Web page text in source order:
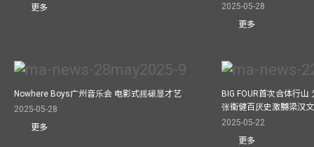
更多
2025-05-28
更多
Nowhere Boys广州音乐会 电影式摇磙显才艺
2025-05-28
更多
BIG FOUR首次合体行
张衞健百厌史激嬲梁汉
2025-05-22
更多